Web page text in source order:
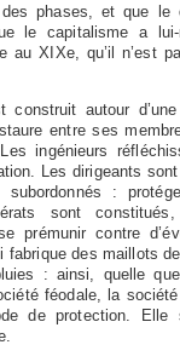
phases, et que le
le capitalisme a
au XIXe, qu’il n’est
construit autour
entre ses
ingénieurs
Les dirigeants
subordonnés :
sont
prémunir contre
des maillots
: ainsi, quelle
féodale, la
de protection. Elle